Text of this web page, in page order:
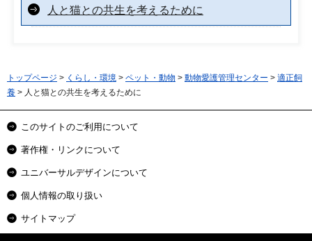
人と猫との共生を考えるために
トップページ > くらし・環境 > ペット・動物 > 動物愛護管理センター > 適正飼
養 > 人と猫との共生を考えるために
このサイトのご利用について
著作権・リンクについて
ユニバーサルデザインについて
個人情報の取り扱い
サイトマップ